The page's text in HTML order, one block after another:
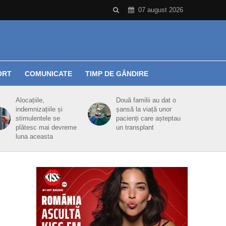
07 august 2026
COMUNICATE TIMP DE GÂNDIRE
Alocațiile,
indemnizațiile și
stimulentele se
plătesc mai devreme
luna aceasta
Două familii au dat o
șansă la viață unor
pacienți care așteptau
un transplant